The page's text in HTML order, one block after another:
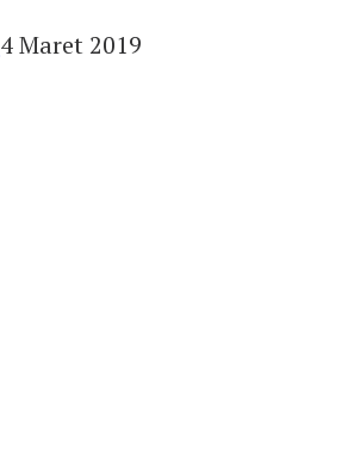
4 Maret 2019